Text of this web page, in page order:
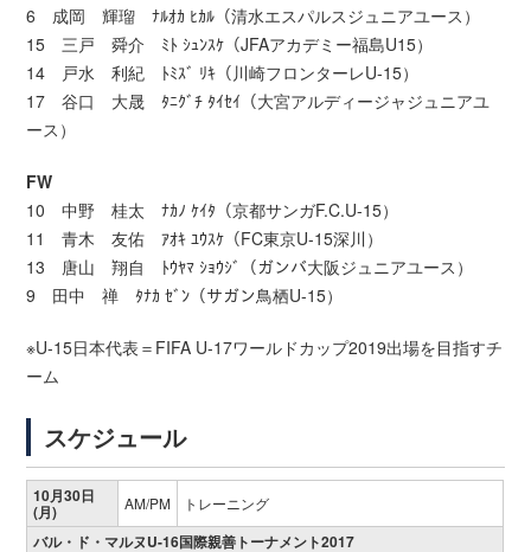
6 成岡 輝瑠 ﾅﾙｵｶ ﾋｶﾙ（清水エスパルスジュニアユース）
15 三戸 舜介 ﾐﾄ ｼｭﾝｽｹ（JFAアカデミー福島U15）
14 戸水 利紀 ﾄﾐｽﾞ ﾘｷ（川崎フロンターレU-15）
17 谷口 大晟 ﾀﾆｸﾞﾁ ﾀｲｾｲ（大宮アルディージャジュニアユ
ース）
FW
10 中野 桂太 ﾅｶﾉ ｹｲﾀ（京都サンガF.C.U-15）
11 青木 友佑 ｱｵｷ ﾕｳｽｹ（FC東京U-15深川）
13 唐山 翔自 ﾄｳﾔﾏ ｼｮｳｼﾞ（ガンバ大阪ジュニアユース）
9 田中 禅 ﾀﾅｶ ｾﾞﾝ（サガン鳥栖U-15）
※U-15日本代表＝FIFA U-17ワールドカップ2019出場を目指すチ
ーム
スケジュール
10月30日
(月) AM/PM トレーニング
バル・ド・マルヌU-16国際親善トーナメント2017